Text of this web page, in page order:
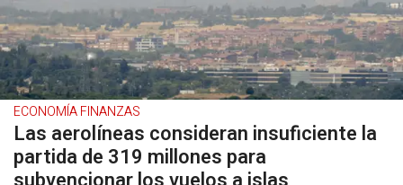
ECONOMÍA FINANZAS
Las aerolíneas consideran insuficiente la
partida de 319 millones para